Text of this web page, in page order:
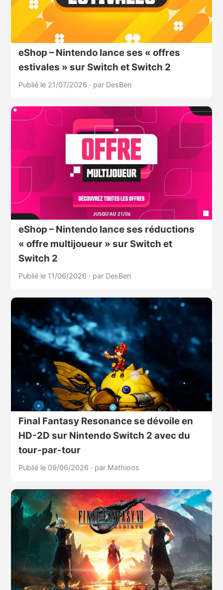
eShop – Nintendo lance ses « offres
estivales » sur Switch et Switch 2
Publié le 21/07/2026 · par DesBen
eShop – Nintendo lance ses réductions
« offre multijoueur » sur Switch et
Switch 2
Publié le 11/06/2026 · par DesBen
Final Fantasy Resonance se dévoile en
HD-2D sur Nintendo Switch 2 avec du
tour-par-tour
Publié le 09/06/2026 · par Mathioos